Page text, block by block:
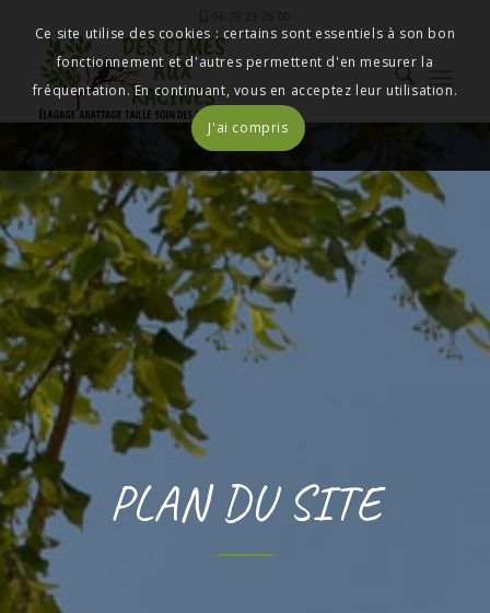
PLAN DU SITE
Ce site utilise des cookies : certains sont essentiels à son bon
fonctionnement et d'autres permettent d'en mesurer la
fréquentation. En continuant, vous en acceptez leur utilisation.
J'ai compris